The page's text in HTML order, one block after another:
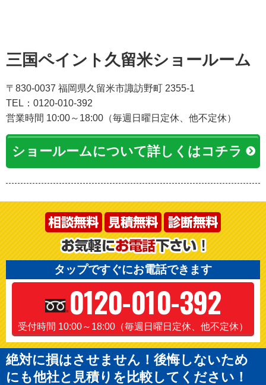
三国ペイント久留米ショールーム
〒830-0037 福岡県久留米市諏訪野町 2355-1
TEL：0120-010-392
営業時間 10:00～18:00（毎週日曜日定休、他不定休）
ショールームについて詳しくはコチラ
タップですぐにお電話できます
0120-010-392
受付時間 10:00～18:00（毎週日曜日定休、他不定休）
絶対に損はさせません！後悔しないため
にも他社と見積りを比較してください！